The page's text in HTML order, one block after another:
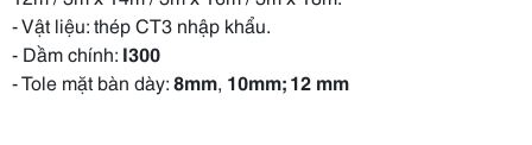
- Vật liệu: thép CT3 nhập khẩu.
- Dầm chính: I300
- Tole mặt bàn dày:8mm, 10mm; 12 mm